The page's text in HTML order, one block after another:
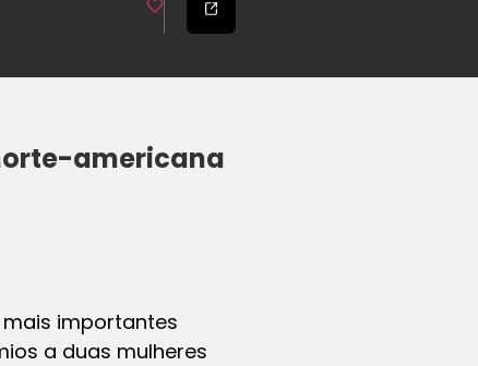
americana
mais importantes
a duas mulheres